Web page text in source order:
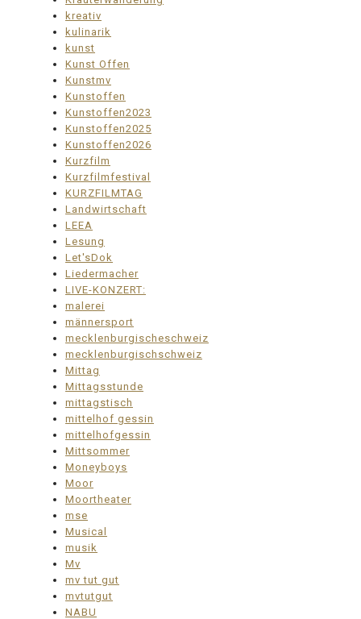
kreativ
kulinarik
kunst
Kunst Offen
Kunstmv
Kunstoffen
Kunstoffen2023
Kunstoffen2025
Kunstoffen2026
Kurzfilm
Kurzfilmfestival
KURZFILMTAG
Landwirtschaft
LEEA
Lesung
Let'sDok
Liedermacher
LIVE-KONZERT:
malerei
männersport
mecklenburgischeschweiz
mecklenburgischschweiz
Mittag
Mittagsstunde
mittagstisch
mittelhof gessin
mittelhofgessin
Mittsommer
Moneyboys
Moor
Moortheater
mse
Musical
musik
Mv
mv tut gut
mvtutgut
NABU